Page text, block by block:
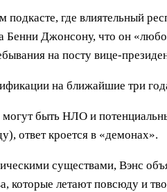
где влиятельный
Джонсону, что он
на посту вице-
на ближайшие три
быть НЛО и
ответ кроется в «демонах».
существами, Вэнс
которые летают повсюду и